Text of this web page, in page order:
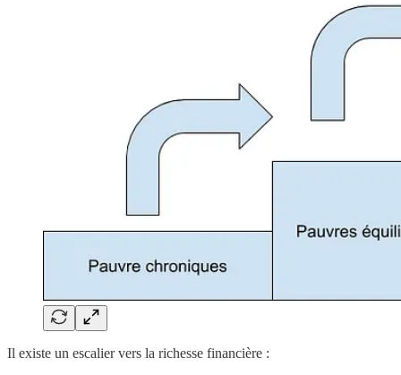
Il existe un escalier vers la richesse financière :